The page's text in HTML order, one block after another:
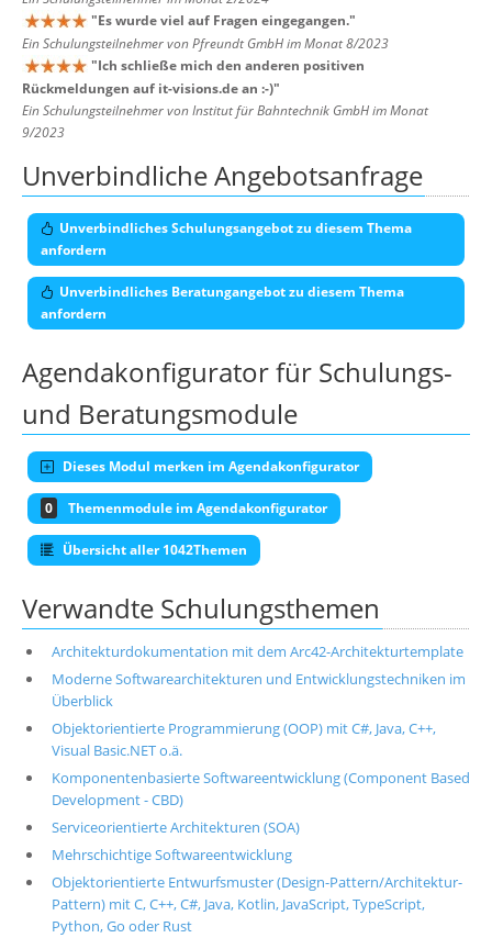
"Es wurde viel auf Fragen eingegangen."
Ein Schulungsteilnehmer von Pfreundt GmbH im Monat 8/2023
"Ich schließe mich den anderen positiven
Rückmeldungen auf it-visions.de an :-)"
Ein Schulungsteilnehmer von Institut für Bahntechnik GmbH im Monat
9/2023
Unverbindliche Angebotsanfrage
Unverbindliches Schulungsangebot zu diesem Thema
anfordern
Unverbindliches Beratungangebot zu diesem Thema
anfordern
Agendakonfigurator für Schulungs-
und Beratungsmodule
Dieses Modul merken im Agendakonfigurator
0 Themenmodule im Agendakonfigurator
Übersicht aller 1042Themen
Verwandte Schulungsthemen
Architekturdokumentation mit dem Arc42-Architekturtemplate
Moderne Softwarearchitekturen und Entwicklungstechniken im
Überblick
Objektorientierte Programmierung (OOP) mit C#, Java, C++,
Visual Basic.NET o.ä.
Komponentenbasierte Softwareentwicklung (Component Based
Development - CBD)
Serviceorientierte Architekturen (SOA)
Mehrschichtige Softwareentwicklung
Objektorientierte Entwurfsmuster (Design-Pattern/Architektur-
Pattern) mit C, C++, C#, Java, Kotlin, JavaScript, TypeScript,
Python, Go oder Rust